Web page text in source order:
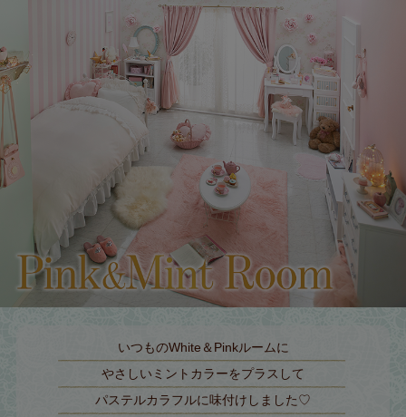
いつものWhite＆Pinkルームに
やさしいミントカラーをプラスして
パステルカラフルに味付けしました♡